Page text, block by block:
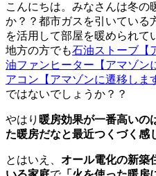
こんにちは。みなさんは冬の
か？？都市ガスを引いている
を活用して部屋を暖められて
地方の方でも石油ストーブ
油ファンヒーター 【アマゾン
アコン 【アマゾンに遷移しま
ではないでしょうか？？
やはり 暖房効果が一番高いの
た暖房だなと最近つくづく感
とはいえ、 オール電化の新築